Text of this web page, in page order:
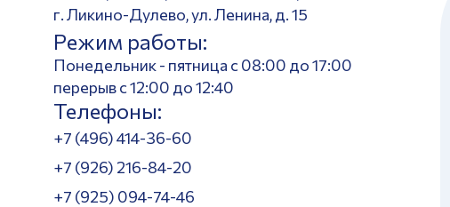
г. Ликино-Дулево, ул. Ленина, д. 15
Режим работы:
Понедельник - пятница с 08:00 до 17:00
перерыв с 12:00 до 12:40
Телефоны:
+7 (496) 414-36-60
+7 (926) 216-84-20
+7 (925) 094-74-46